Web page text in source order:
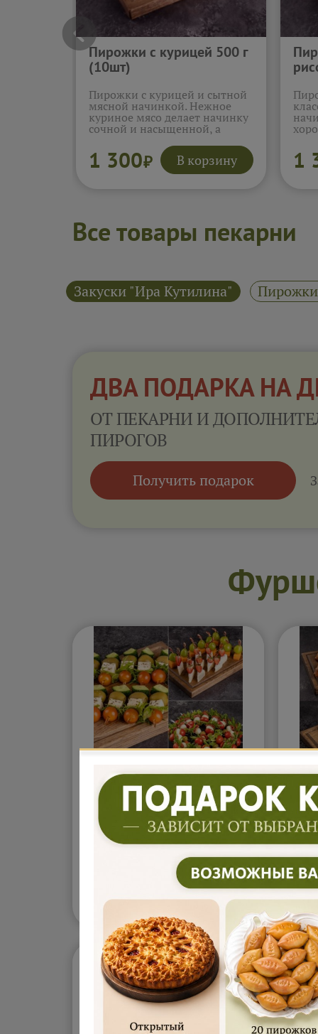
Пирожки с курицей 500 г
(10шт)
Пирожки с курицей и сытной
мясной начинкой. Нежное
куриное мясо делает начинку
сочной и насыщенной, а
лишней тяжести. Хороший
выбор для перекуса или
небольшого обеда.
1 300₽ В корзину 1
Все товары пекарни
Закуски "Ира Кутилина"
ДВА ПОДАРКА НА
ОТ ПЕКАРНИ И
ПИРОГОВ
Получить подарок
Ассорти канапе (1200г)
Ассорти канапе с сырами,
чоризо и свежими овощами.
Пикантная колбаса,
сливочные сыры и сочные
овощи создают контрастные и
очень аппетитные сочетания.
Отличный вариант для
фуршета, где важны красивая
подача и лёгкие закуски.
Подробнее...
7 500₽ В корзину
на
9